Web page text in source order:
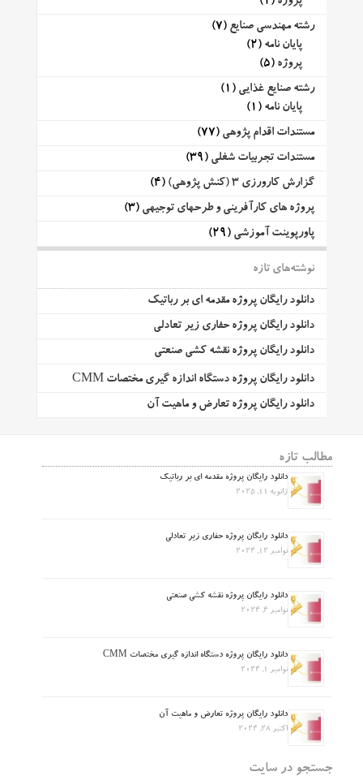
رشته مهندسی صنایع (7)
پایان نامه (2)
پروژه (5)
رشته صنایع غذایی (1)
پایان نامه (1)
مستندات اقدام پژوهی (77)
مستندات تجربیات شغلی (39)
گزارش کارورزی 3 (کنش پژوهی)
(4)
پروژه های کارآفرینی و طرحهای توجیهی (3)
پاورپوینت آموزشی (29)
نوشته‌های تازه
دانلود رایگان پروژه مقدمه ای بر رباتیک
دانلود رایگان پروژه حفاری زیر تعادلی
دانلود رایگان پروژه نقشه کشی صنعتی
دانلود رایگان پروژه دستگاه اندازه گیری مختصات CMM
دانلود رایگان پروژه تعارض و ماهیت آن
مطالب تازه
دانلود رایگان پروژه مقدمه ای بر رباتیک
ژانویه 11, 2025
دانلود رایگان پروژه حفاری زیر تعادلی
نوامبر 12, 2024
دانلود رایگان پروژه نقشه کشی صنعتی
نوامبر 4, 2024
دانلود رایگان پروژه دستگاه اندازه گیری مختصات CMM
نوامبر 1, 2024
دانلود رایگان پروژه تعارض و ماهیت آن
اکتبر 28, 2024
جستجو در سایت